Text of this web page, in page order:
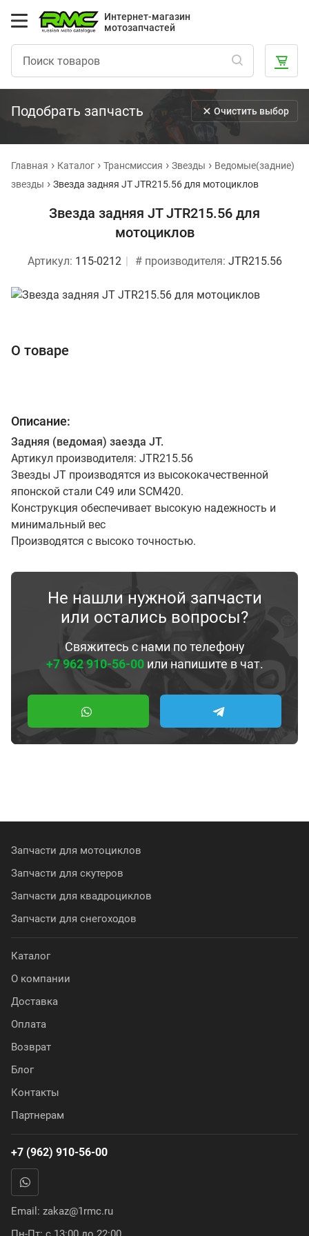
Интернет-магазин
мотозапчастей
Подобрать запчасть Очистить выбор
Главная Каталог Трансмиссия Звезды
Ведомые(задние)
звезды
Звезда задняя JT JTR215.56 для мотоциклов
Звезда задняя JT JTR215.56 для
мотоциклов
Артикул: 115-0212 # производителя: JTR215.56
О товаре
Описание:
Задняя (ведомая) заезда JT.
Артикул производителя: JTR215.56
Звезды JT производятся из высококачественной
японской стали С49 или SCM420.
Конструкция обеспечивает высокую надежность и
минимальный вес
Производятся с высоко точностью.
Не нашли нужной запчасти
или остались вопросы?
Свяжитесь с нами по телефону
+7 962 910-56-00или напишите в чат.
Запчасти для мотоциклов
Запчасти для скутеров
Запчасти для квадроциклов
Запчасти для снегоходов
Каталог
О компании
Доставка
Оплата
Возврат
Блог
Контакты
Партнерам
+7 (962) 910-56-00
Email: zakaz@1rmc.ru